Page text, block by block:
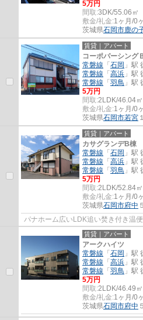
5万円
間取:3DK/55.06㎡
敷金/礼金:1ヶ月/0
茨城県石岡市鹿の
賃貸｜アパート
コーポパーシング
常磐線 「 石岡 」駅
常磐線 「 高浜 」駅
常磐線 「 羽鳥 」駅
5万円
間取:2LDK/46.04㎡
敷金/礼金:1ヶ月/0
茨城県石岡市若宮
賃貸｜アパート
カサグランデB棟
常磐線 「 石岡 」駅
常磐線 「 高浜 」駅
常磐線 「 羽鳥 」駅
5万円
間取:2LDK/52.84㎡
敷金/礼金:1ヶ月/0
茨城県石岡市府中
パナホーム広いLDK追い焚き付き温
賃貸｜アパート
アークハイツ
常磐線 「 石岡 」駅
常磐線 「 高浜 」駅
常磐線 「 羽鳥 」駅
5万円
間取:2LDK/46.49㎡
敷金/礼金:1ヶ月/0
茨城県石岡市府中